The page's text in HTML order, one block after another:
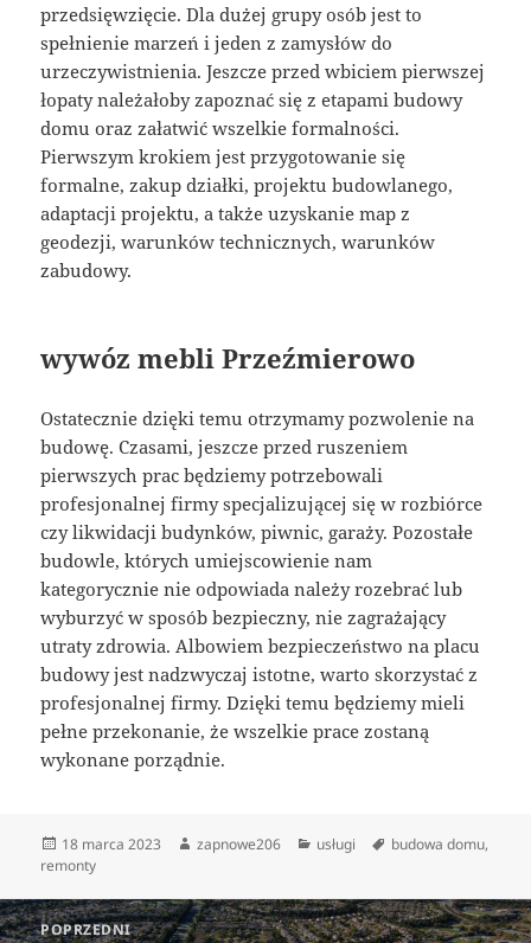
przedsięwzięcie. Dla dużej grupy osób jest to
spełnienie marzeń i jeden z zamysłów do
urzeczywistnienia. Jeszcze przed wbiciem pierwszej
łopaty należałoby zapoznać się z etapami budowy
domu oraz załatwić wszelkie formalności.
Pierwszym krokiem jest przygotowanie się
formalne, zakup działki, projektu budowlanego,
adaptacji projektu, a także uzyskanie map z
geodezji, warunków technicznych, warunków
zabudowy.
wywóz mebli Przeźmierowo
Ostatecznie dzięki temu otrzymamy pozwolenie na
budowę. Czasami, jeszcze przed ruszeniem
pierwszych prac będziemy potrzebowali
profesjonalnej firmy specjalizującej się w rozbiórce
czy likwidacji budynków, piwnic, garaży. Pozostałe
budowle, których umiejscowienie nam
kategorycznie nie odpowiada należy rozebrać lub
wyburzyć w sposób bezpieczny, nie zagrażający
utraty zdrowia. Albowiem bezpieczeństwo na placu
budowy jest nadzwyczaj istotne, warto skorzystać z
profesjonalnej firmy. Dzięki temu będziemy mieli
pełne przekonanie, że wszelkie prace zostaną
wykonane porządnie.
Data
publikacji
18 marca 2023 Autor
zapnowe206 Kategorie
usługi Tagi
budowa domu,
remonty
Nawigacja
POPRZEDNI